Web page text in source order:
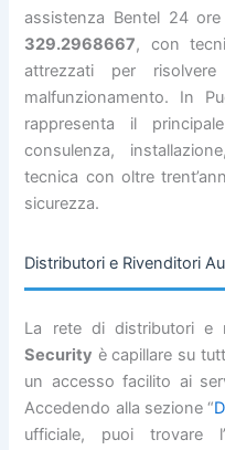
assistenza Bentel 24
329.2968667, con
attrezzati per
malfunzionamento. In
rappresenta il
consulenza,
tecnica con oltre
sicurezza.
Distributori e Rivenditori
La rete di distributori e
Security è capillare su
un accesso facilito ai
Accedendo alla sezione “
ufficiale, puoi trovare